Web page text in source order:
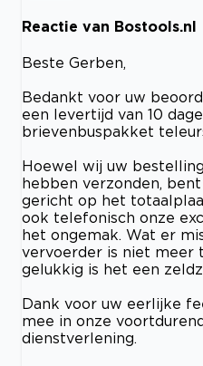
Reactie van Bostools.nl
Beste Gerben,
Bedankt voor uw
een levertijd van 10
brievenbuspakket
Hoewel wij uw
hebben verzonden,
gericht op het
ook telefonisch onze
het ongemak. Wat er
vervoerder is niet meer
gelukkig is het een
Dank voor uw eerlijke
mee in onze
dienstverlening.